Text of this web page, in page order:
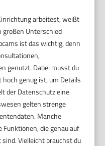
arbeitest, weißt
großen Unterschied
ist das wichtig, denn
genutzt. Dabei musst du
genug ist, um Details
der Datenschutz eine
gelten strenge
Manche
Funktionen, die genau auf
Vielleicht brauchst du